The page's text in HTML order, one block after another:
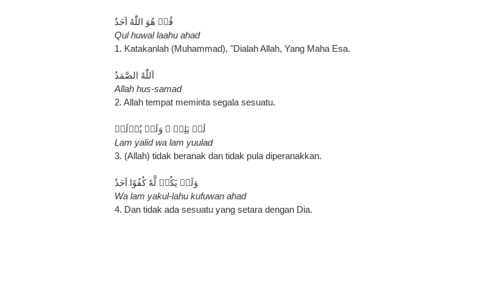
Qul huwal laahu ahad
1. Katakanlah (Muhammad), "Dialah Allah, Yang Maha Esa.
Allah hus-samad
2. Allah tempat meminta segala sesuatu.
لَمۡ يَلِدۡ ۙ وَلَمۡ يُوۡلَدۡ
Lam yalid wa lam yuulad
3. (Allah) tidak beranak dan tidak pula diperanakkan.
وَلَمۡ يَكُنۡ لَّهٗ كُفُوًا اَحَدٌ
Wa lam yakul-lahu kufuwan ahad
4. Dan tidak ada sesuatu yang setara dengan Dia.